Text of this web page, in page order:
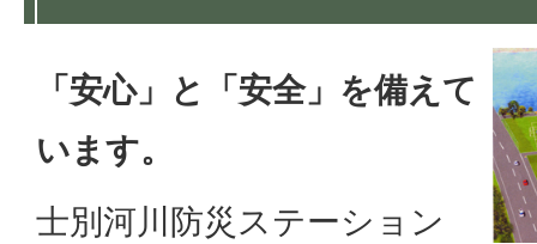
「安心」と「安全」を備えて
います。
士別河川防災ステーション